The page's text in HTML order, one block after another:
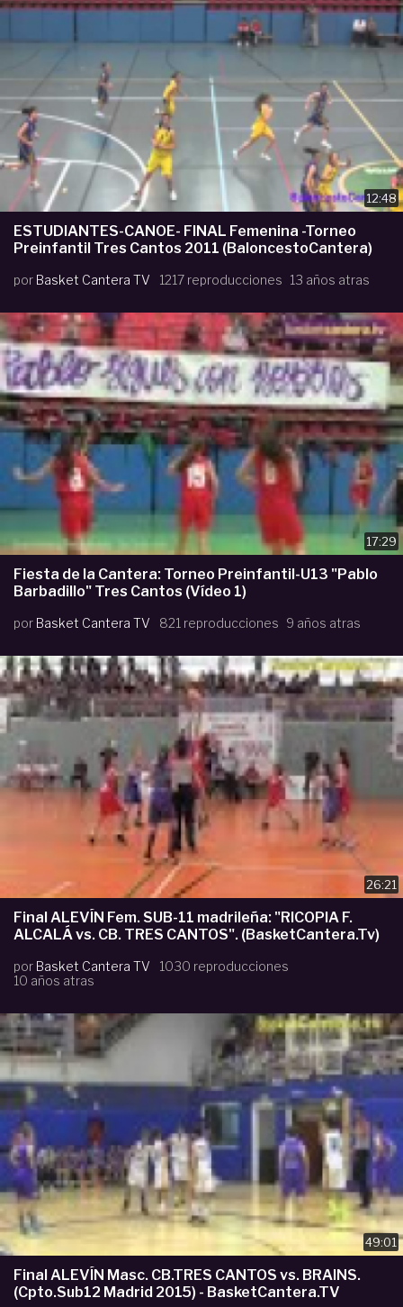
12:48
ESTUDIANTES-CANOE- FINAL Femenina -Torneo
Preinfantil Tres Cantos 2011 (BaloncestoCantera)
por Basket Cantera TV 1217 reproducciones 13 años atras
17:29
Fiesta de la Cantera: Torneo Preinfantil-U13 "Pablo
Barbadillo" Tres Cantos (Vídeo 1)
por Basket Cantera TV 821 reproducciones 9 años atras
26:21
Final ALEVÍN Fem. SUB-11 madrileña: "RICOPIA F.
ALCALÁ vs. CB. TRES CANTOS". (BasketCantera.Tv)
por Basket Cantera TV
1030 reproducciones
10 años atras
49:01
Final ALEVÍN Masc. CB.TRES CANTOS vs. BRAINS.
(Cpto.Sub12 Madrid 2015) - BasketCantera.TV